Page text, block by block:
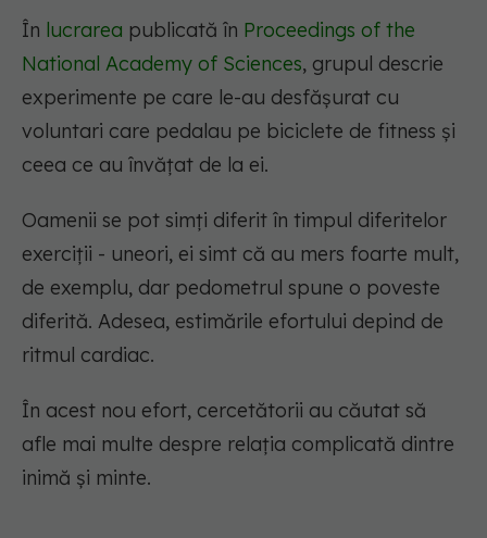
În lucrarea publicată în Proceedings of the
National Academy of Sciences, grupul descrie
experimente pe care le-au desfășurat cu
voluntari care pedalau pe biciclete de fitness și
ceea ce au învățat de la ei.
Oamenii se pot simți diferit în timpul diferitelor
exerciții - uneori, ei simt că au mers foarte mult,
de exemplu, dar pedometrul spune o poveste
diferită. Adesea, estimările efortului depind de
ritmul cardiac.
În acest nou efort, cercetătorii au căutat să
afle mai multe despre relația complicată dintre
inimă și minte.